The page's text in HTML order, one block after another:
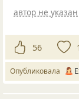
автор не указан
56
Опубликовала